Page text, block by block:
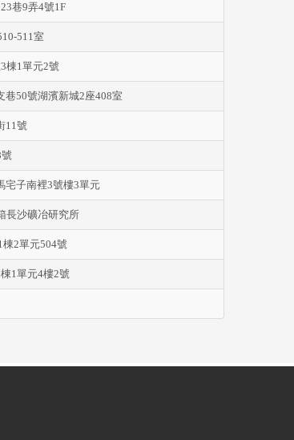
巷9弄4號1F
511室
棟1單元2號
巷50號湖濱新城2座408室
11號
宅子南裡3號樓3單元
長沙礦冶研究所
棟2單元504號
1單元4樓2號